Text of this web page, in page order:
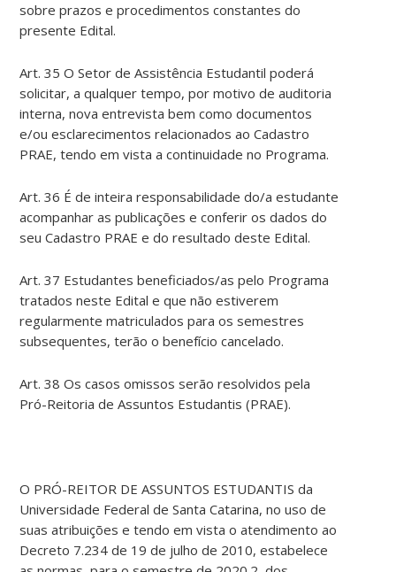
sobre prazos e procedimentos constantes do
presente Edital.
Art. 35 O Setor de Assistência Estudantil poderá
solicitar, a qualquer tempo, por motivo de auditoria
interna, nova entrevista bem como documentos
e/ou esclarecimentos relacionados ao Cadastro
PRAE, tendo em vista a continuidade no Programa.
Art. 36 É de inteira responsabilidade do/a estudante
acompanhar as publicações e conferir os dados do
seu Cadastro PRAE e do resultado deste Edital.
Art. 37 Estudantes beneficiados/as pelo Programa
tratados neste Edital e que não estiverem
regularmente matriculados para os semestres
subsequentes, terão o benefício cancelado.
Art. 38 Os casos omissos serão resolvidos pela
Pró-Reitoria de Assuntos Estudantis (PRAE).
O PRÓ-REITOR DE ASSUNTOS ESTUDANTIS da
Universidade Federal de Santa Catarina, no uso de
suas atribuições e tendo em vista o atendimento ao
Decreto 7.234 de 19 de julho de 2010, estabelece